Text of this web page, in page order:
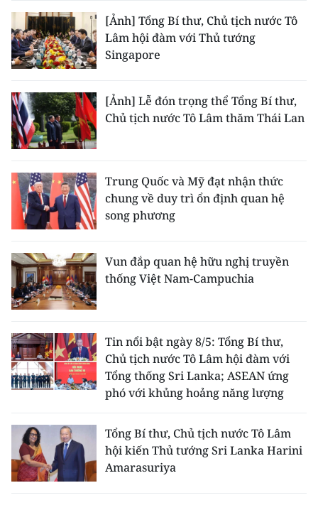
Media Kinh tế
Media Văn hóa
Media Xã hội
Media Pháp luật
Media Du lịch
Media Thể thao
Media Giáo dục
Media Y tế
Media Khoa học - Công nghệ
Ảnh
Infographic
TIN MỚI
TIN ĐỊA PHƯƠNG
[Ảnh] Tổng Bí thư, Chủ tịch nước Tô
Lâm hội đàm với Thủ tướng
Singapore
[Ảnh] Lễ đón trọng thể Tổng Bí thư,
Chủ tịch nước Tô Lâm thăm Thái Lan
Trung Quốc và Mỹ đạt nhận thức
chung về duy trì ổn định quan hệ
song phương
Vun đắp quan hệ hữu nghị truyền
thống Việt Nam-Campuchia
Tin nổi bật ngày 8/5: Tổng Bí thư,
Chủ tịch nước Tô Lâm hội đàm với
Tổng thống Sri Lanka; ASEAN ứng
phó với khủng hoảng năng lượng
Tổng Bí thư, Chủ tịch nước Tô Lâm
hội kiến Thủ tướng Sri Lanka Harini
Amarasuriya